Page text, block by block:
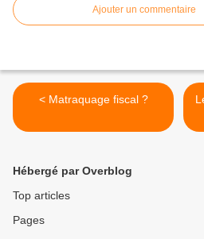
Ajouter un commentaire
< Matraquage fiscal ?
Hébergé par Overblog
Top articles
Pages